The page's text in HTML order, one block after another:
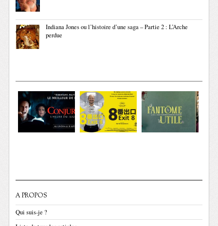
Indiana Jones ou l’histoire d’une saga – Partie 2 : L’Arche
perdue
A PROPOS
Qui suis-je ?